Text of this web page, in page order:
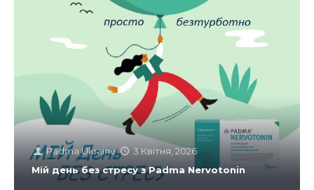
Padma Ukraine
3 Квітня, 2026
Мій день без стресу з Padma Nervotonin